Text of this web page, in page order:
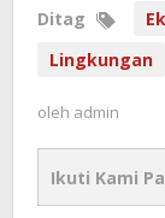
Ditag
Lingkungan
oleh admin
Ikuti Kami